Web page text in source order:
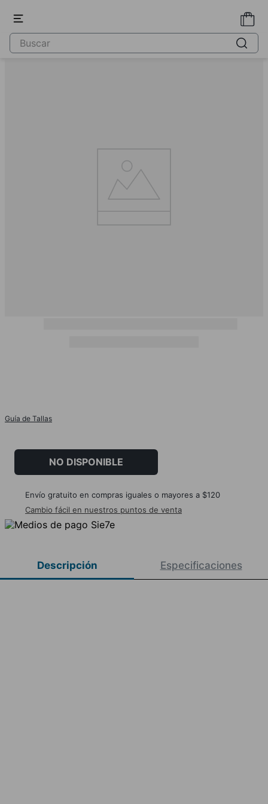
Guía de Tallas
NO DISPONIBLE
Envío gratuito en compras iguales o mayores a $120
Cambio fácil en nuestros puntos de venta
Descripción Especificaciones